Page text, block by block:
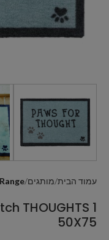
עמוד הבית מותגים
50X75